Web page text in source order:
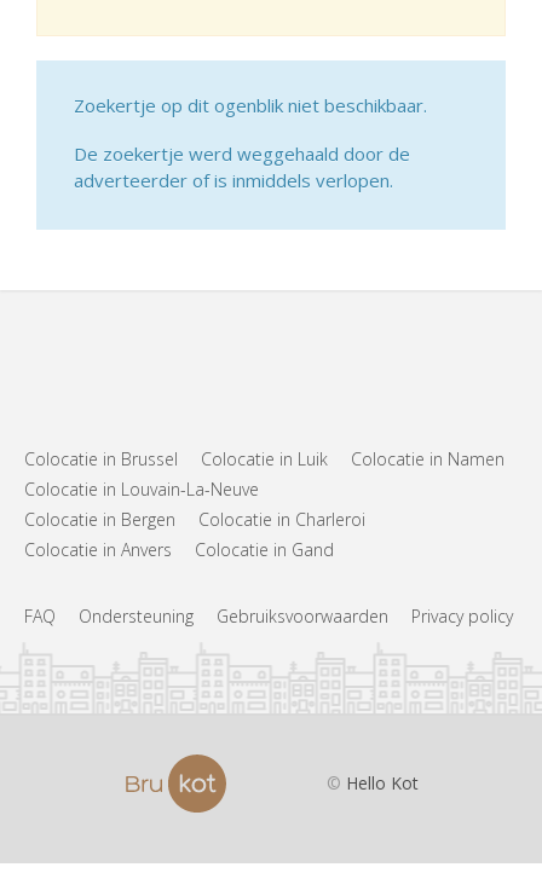
Zoekertje op dit ogenblik niet beschikbaar.
De zoekertje werd weggehaald door de
adverteerder of is inmiddels verlopen.
Colocatie in Brussel Colocatie in Luik
Colocatie in Namen
Colocatie in Louvain-La-Neuve
Colocatie in Bergen
Colocatie in Charleroi
Colocatie in Anvers
Colocatie in Gand
FAQ Ondersteuning Gebruiksvoorwaarden Privacy policy
© Hello Kot